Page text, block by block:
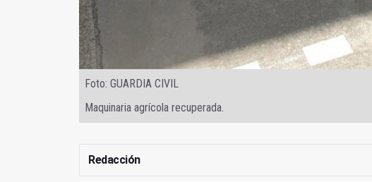
Foto: GUARDIA CIVIL
Maquinaria agrícola recuperada.
Redacción